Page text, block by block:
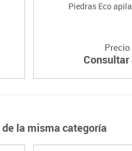
Piedras Eco
Precio
Consultar
la misma categoría